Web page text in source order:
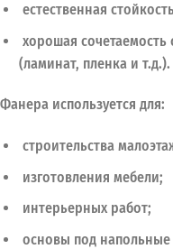
естественная
хорошая
(ламинат, пленка и т.д.).
Фанера используется для:
строительства
изготовления мебели;
интерьерных работ;
основы под